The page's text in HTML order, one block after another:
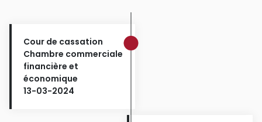
Cour de cassation
Chambre commerciale
financière et
économique
13-03-2024